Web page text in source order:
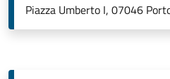
Piazza Umberto I, 07046